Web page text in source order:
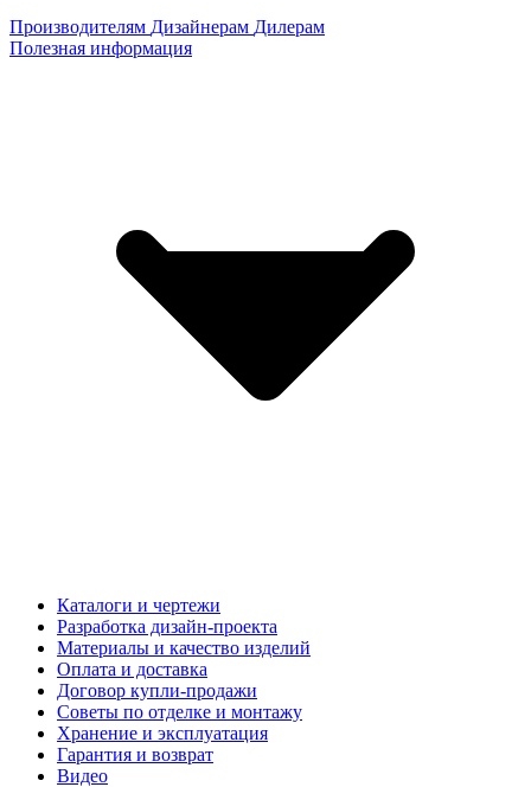
Производителям Дизайнерам Дилерам
Полезная информация
Каталоги и чертежи
Разработка дизайн-проекта
Материалы и качество изделий
Оплата и доставка
Договор купли-продажи
Советы по отделке и монтажу
Хранение и эксплуатация
Гарантия и возврат
Видео